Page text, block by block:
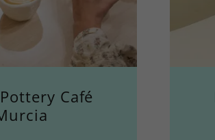
Café